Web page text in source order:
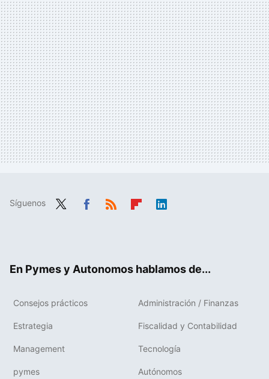
Síguenos
En Pymes y Autonomos hablamos de...
Consejos prácticos Administración / Finanzas
Estrategia Fiscalidad y Contabilidad
Management Tecnología
pymes Autónomos